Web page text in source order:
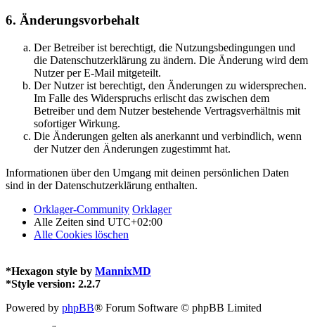
6. Änderungsvorbehalt
Der Betreiber ist berechtigt, die Nutzungsbedingungen und
die Datenschutzerklärung zu ändern. Die Änderung wird dem
Nutzer per E-Mail mitgeteilt.
Der Nutzer ist berechtigt, den Änderungen zu widersprechen.
Im Falle des Widerspruchs erlischt das zwischen dem
Betreiber und dem Nutzer bestehende Vertragsverhältnis mit
sofortiger Wirkung.
Die Änderungen gelten als anerkannt und verbindlich, wenn
der Nutzer den Änderungen zugestimmt hat.
Informationen über den Umgang mit deinen persönlichen Daten
sind in der Datenschutzerklärung enthalten.
Orklager-Community Orklager
Alle Zeiten sind UTC+02:00
Alle Cookies löschen
*Hexagon style by MannixMD
*Style version: 2.2.7
Powered by phpBB® Forum Software © phpBB Limited